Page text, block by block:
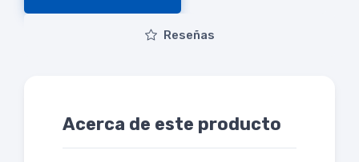
Reseñas
Acerca de este producto